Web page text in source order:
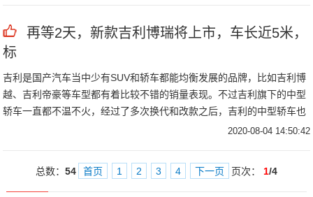
再等2天，新款吉利博瑞将上市，车长近5米，
标
吉利是国产汽车当中少有SUV和轿车都能均衡发展的品牌，比如吉利博
越、吉利帝豪等车型都有着比较不错的销量表现。不过吉利旗下的中型
轿车一直都不温不火，经过了多次换代和改款之后，吉利的中型轿车也
2020-08-04 14:50:42
总数： 54 首页 1 2 3 4 下一页 页次： 1/4